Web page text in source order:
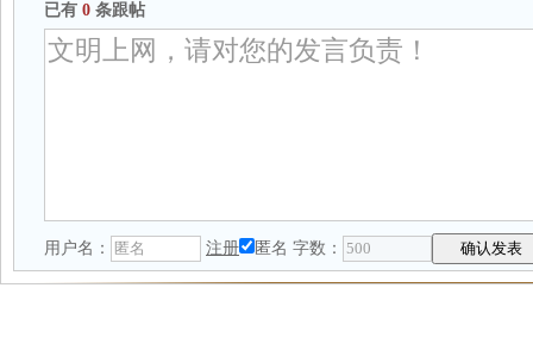
已有 0 条跟帖
用户名： 注册 匿名 字数：